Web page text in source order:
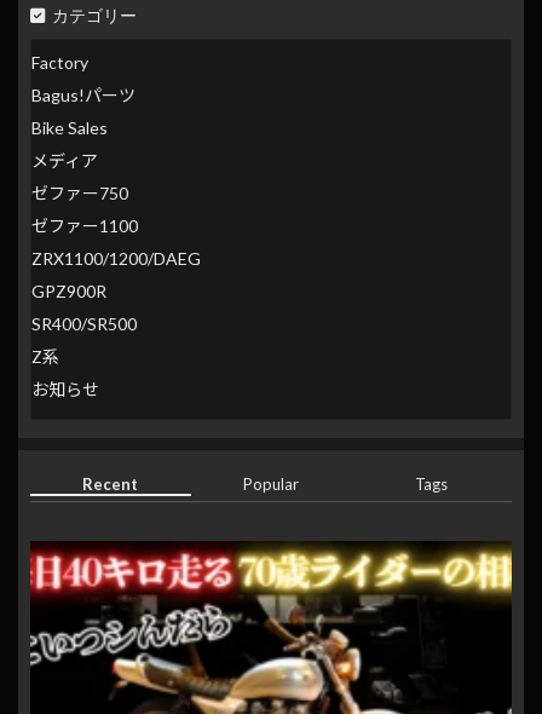
カテゴリー
Factory
Bagus!パーツ
Bike Sales
メディア
ゼファー750
ゼファー1100
ZRX1100/1200/DAEG
GPZ900R
SR400/SR500
Z系
お知らせ
Recent Popular Tags